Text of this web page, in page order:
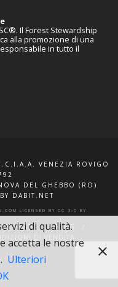
Il Forest Stewardship
alla promozione di una
in tutto il
VENEZIA ROVIGO
DEL GHEBBO (RO)
DABIT.NET
LICENSED BY CC 3.0 BY
BLOG
DI VENDITA
di qualità.
accetta le nostre
Ulteriori